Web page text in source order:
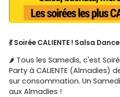
💃 Soirée CALIENTE ! Salsa
🌶️ Tous les Samedis, c'est
Party à CALIENTE (Almadies)
sur consommation. Un
aux Almadies !